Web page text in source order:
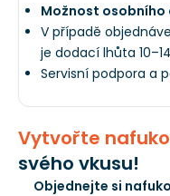
Možnost osobního
V případě
je dodací lhůta
Servisní podpora a
Vytvořte
svého vkusu!
Objednejte si